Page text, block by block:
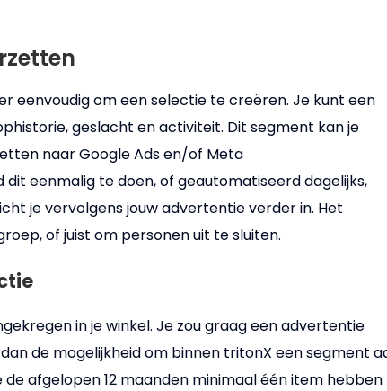
eenvoudig om een selectie te creëren. Je kunt een
geslacht en activiteit. Dit segment kan je
naar Google Ads en/of Meta
eenmalig te doen, of geautomatiseerd dagelijks,
je vervolgens jouw advertentie verder in. Het
of juist om personen uit te sluiten.
in je winkel. Je zou graag een advertentie
de mogelijkheid om binnen tritonX een segment
afgelopen 12 maanden minimaal één item hebben